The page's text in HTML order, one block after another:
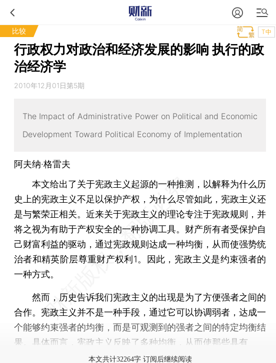
比较 T中
行政权力对政治和经济发展的影响 执行的政
治经济学
2010年12月01日第5期
The Impact of Administrative Power on Political and Economic
Development Toward Political Economy of Implementation
阿夫纳·格雷夫
本文给出了关于宪政主义起源的一种推测，以解释为什么历
史上的宪政主义不足以保护产权，为什么尽管如此，宪政主义还
是与繁荣正相关。近来关于宪政主义的理论专注于宪政规则，并
将之视为有助于产权安全的一种协调工具。财产所有者受保护自
己财富利益的驱动，通过宪政规则达成一种均衡，从而使强势统
治者和精英阶层尊重财产权利1。因此，宪政主义是约束强者的
一种方式。
然而，历史告诉我们宪政主义的出现是为了方便强者之间的
合作。宪政主义并不是一种手段，通过它可以协调弱者，达成一
个能够约束强者的均衡，而是可观测到的强者之间的特定均衡结
果。具体而言，宪政主义反映了多种均衡，从而使那些具有
本文共计32264字 订阅后继续阅读